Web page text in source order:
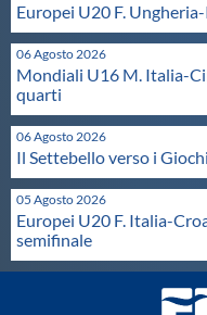
Webmail
Contatti
Mappa del sito
Europei U20 F.
06 Agosto 2026
Mondiali U16 M. Italia-
quarti
06 Agosto 2026
Il Settebello verso i
05 Agosto 2026
Europei U20 F. Italia-
semifinale